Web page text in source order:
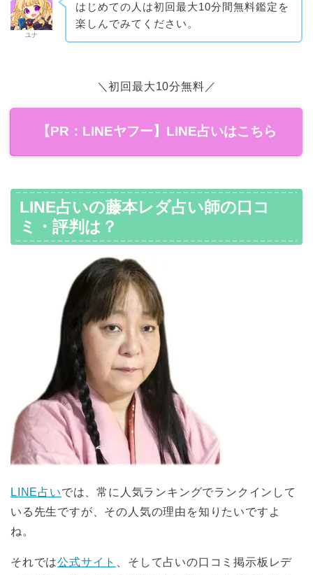
ユナ
はじめての人は初回最大10分間無料鑑定を
楽しんでみてください。
＼初回最大10分無料／
【PR：LINEヤフー】LINE占いはこちら
LINE占いの藤本レダ占い師の口コ
ミ・評判は？
LINE占いでは、常に人気ランキングでランクインして
いる先生ですが、その人気の理由を知りたいですよ
ね。
それでは公式サイト
、そして占いの口コミ掲示板レデ